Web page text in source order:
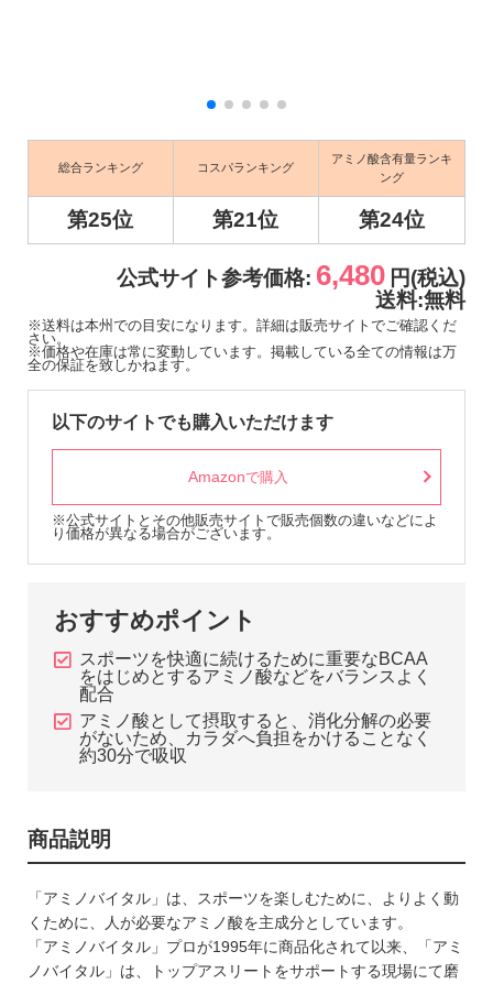
総合ランキング コスパランキング
アミノ酸含有量ランキ
ング
第25位 第21位 第24位
公式サイト参考価格: 6,480 円(税込)
送料:無料
※送料は本州での目安になります。詳細は販売サイトでご確認くだ
さい。
※価格や在庫は常に変動しています。掲載している全ての情報は万
全の保証を致しかねます。
以下のサイトでも購入いただけます
Amazonで購入
※公式サイトとその他販売サイトで販売個数の違いなどによ
り価格が異なる場合がございます。
おすすめポイント
スポーツを快適に続けるために重要なBCAA
をはじめとするアミノ酸などをバランスよく
配合
アミノ酸として摂取すると、消化分解の必要
がないため、カラダへ負担をかけることなく
約30分で吸収
商品説明
「アミノバイタル」は、スポーツを楽しむために、よりよく動
くために、人が必要なアミノ酸を主成分としています。
「アミノバイタル」プロが1995年に商品化されて以来、「アミ
ノバイタル」は、トップアスリートをサポートする現場にて磨